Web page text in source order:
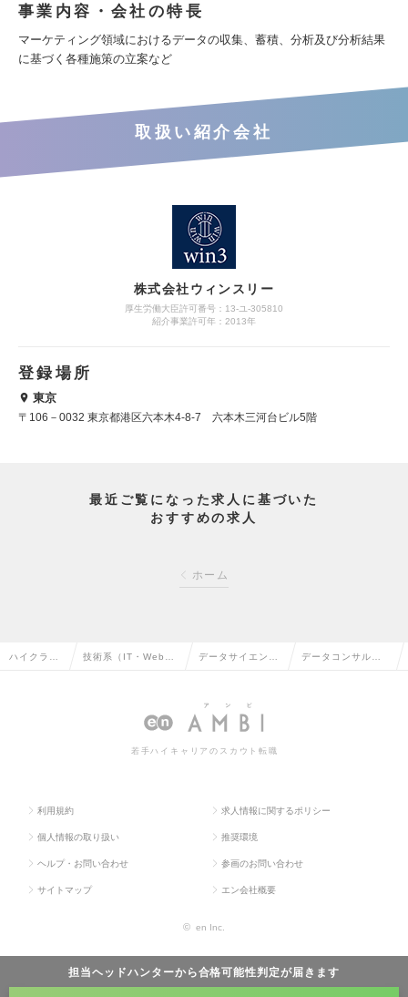
事業内容・会社の特長
マーケティング領域におけるデータの収集、蓄積、分析及び分析結果
に基づく各種施策の立案など
取扱い紹介会社
株式会社ウィンスリー
厚生労働大臣許可番号：13-ユ-305810
紹介事業許可年：2013年
登録場所
東京
〒106－0032 東京都港区六本木4-8-7 六本木三河台ビル5階
最近ご覧になった求人に基づいた
おすすめの求人
ホーム
担当ヘッドハンターから合格可能性判定が届きます
ハイクラス 技術系（IT・Web・ データサイエンテ データコンサルタ
若手ハイキャリアのスカウト転職
利用規約 求人情報に関するポリシー
個人情報の取り扱い 推奨環境
ヘルプ・お問い合わせ 参画のお問い合わせ
サイトマップ エン会社概要
© en Inc.